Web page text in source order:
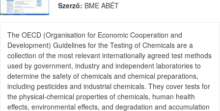
Szerző: BME ABÉT
The OECD (Organisation for Economic Cooperation and
Development) Guidelines for the Testing of Chemicals are a
collection of the most relevant internationally agreed test methods
used by government, industry and independent laboratories to
determine the safety of chemicals and chemical preparations,
including pesticides and industrial chemicals. They cover tests for
the physical-chemical properties of chemicals, human health
effects, environmental effects, and degradation and accumulation